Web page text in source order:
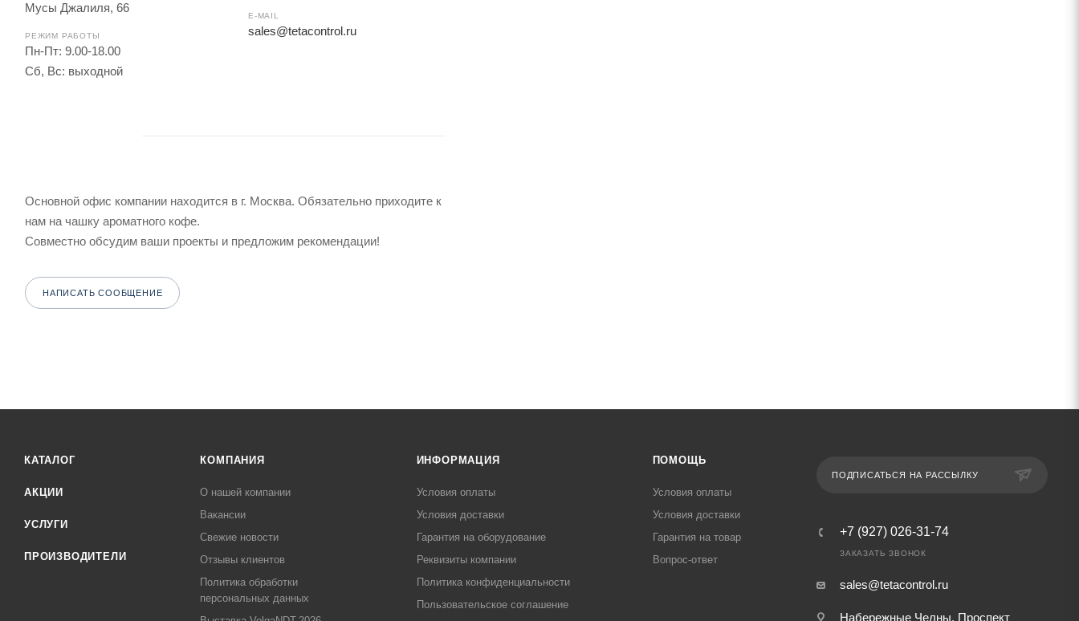
Мусы Джалиля, 66
РЕЖИМ РАБОТЫ
Пн-Пт: 9.00-18.00
Сб, Вс: выходной
E-MAIL
sales@tetacontrol.ru
Основной офис компании находится в г. Москва. Обязательно приходите к
нам на чашку ароматного кофе.
Совместно обсудим ваши проекты и предложим рекомендации!
НАПИСАТЬ СООБЩЕНИЕ
КАТАЛОГ
АКЦИИ
УСЛУГИ
ПРОИЗВОДИТЕЛИ
КОМПАНИЯ
О нашей компании
Вакансии
Свежие новости
Отзывы клиентов
Политика обработки
персональных данных
ИНФОРМАЦИЯ
Условия оплаты
Условия доставки
Гарантия на оборудование
Реквизиты компании
Политика конфиденциальности
Пользовательское соглашение
ПОМОЩЬ
Условия оплаты
Условия доставки
Гарантия на товар
Вопрос-ответ
ПОДПИСАТЬСЯ НА РАССЫЛКУ
+7 (927) 026-31-74
ЗАКАЗАТЬ ЗВОНОК
sales@tetacontrol.ru
Набережные Челны, Проспект